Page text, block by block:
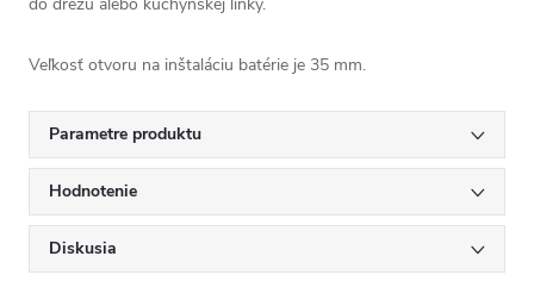
do drezu alebo kuchynskej linky.
Veľkosť otvoru na inštaláciu batérie je 35 mm.
Parametre produktu
Hodnotenie
Diskusia